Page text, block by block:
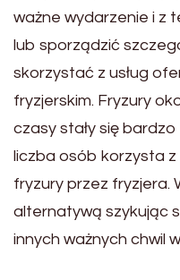
ważne wydarzenie i z
lub sporządzić
skorzystać z usług
fryzjerskim. Fryzury
czasy stały się
liczba osób korzysta
fryzury przez fryzjera.
alternatywą szykując
innych ważnych chwil